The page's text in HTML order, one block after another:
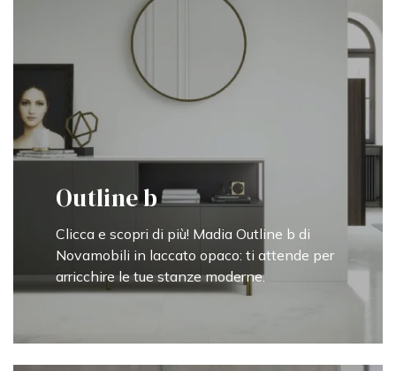
Outline b
Clicca e scopri di più! Madia Outline b di
Novamobili in laccato opaco: ti attende per
arricchire le tue stanze moderne.